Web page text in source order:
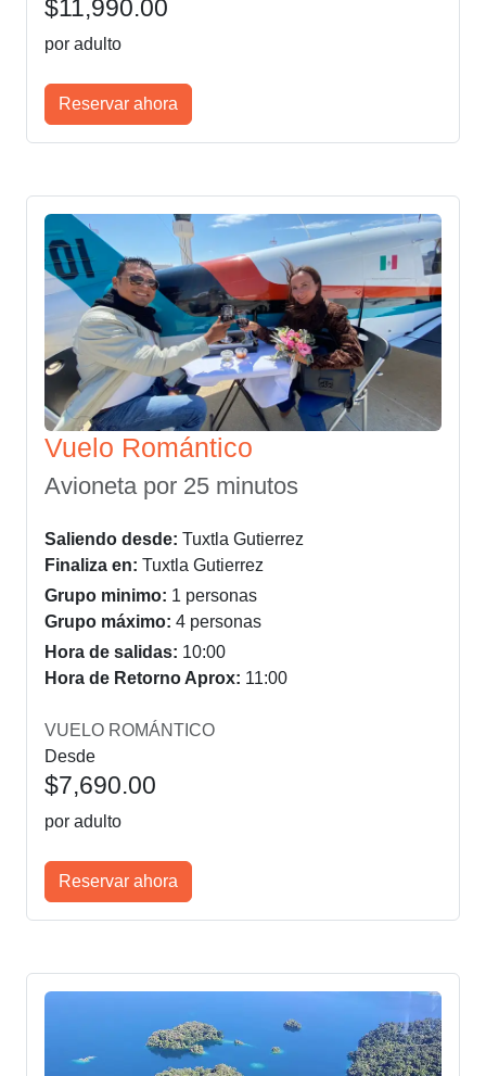
$11,990.00
por adulto
Reservar ahora
Vuelo Romántico
Avioneta por 25 minutos
Saliendo desde: Tuxtla Gutierrez
Finaliza en: Tuxtla Gutierrez
Grupo minimo: 1 personas
Grupo máximo: 4 personas
Hora de salidas: 10:00
Hora de Retorno Aprox: 11:00
VUELO ROMÁNTICO
Desde
$7,690.00
por adulto
Reservar ahora